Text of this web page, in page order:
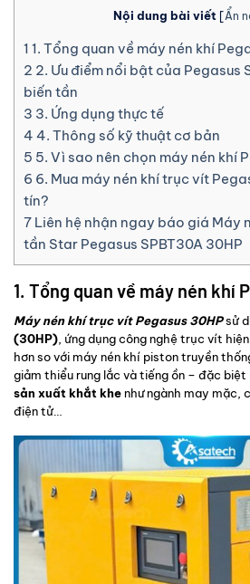
Nội dung bài viết [Ẩn
1 1. Tổng quan về máy nén khí
2 2. Ưu điểm nổi bật của Pegasus
biến tần
3 3. Ứng dụng thực tế
4 4. Thông số kỹ thuật cơ bản
5 5. Vì sao nên chọn máy nén khí
6 6. Mua máy nén khí trục vít
tín?
7 Liên hệ nhận ngay báo giá Máy
tần Star Pegasus SPBT30A 30HP
1. Tổng quan về máy nén khí
Máy nén khí trục vít Pegasus 30HPsử
(30HP) , ứng dụng công nghệ trục vít
hơn so với máy nén khí piston truyền
giảm thiểu rung lắc và tiếng ồn – đặc biệt
sản xuất khắt khenhư ngành may mặc,
điện tử…